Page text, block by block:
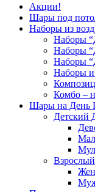
Акции!
Шары под
Наборы из
Наборы
Наборы
Наборы
Наборы
Комбо –
Шары на День
Детский